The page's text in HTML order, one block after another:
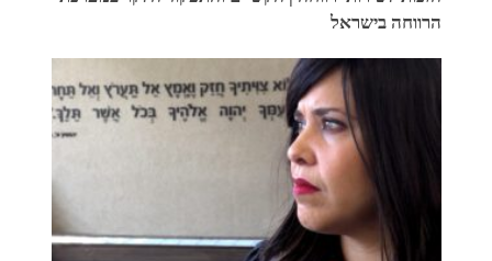
הרווחה בישראל